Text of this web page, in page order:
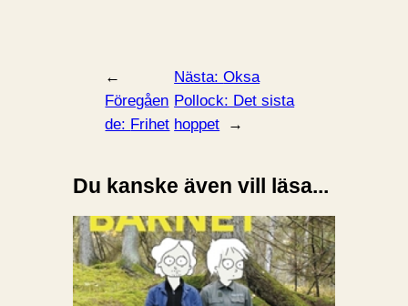
←
Föregåen
de: Frihet
Nästa:Oksa
Pollock: Det sista
hoppet
→
Du kanske även vill läsa...